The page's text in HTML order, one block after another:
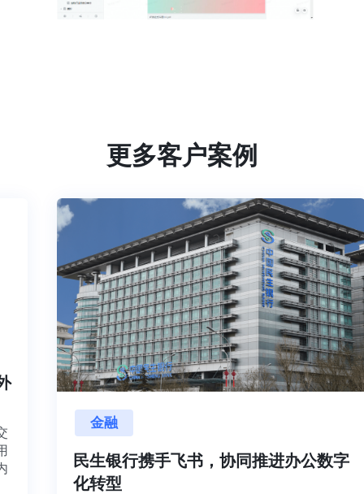
更多客户案例
交
用
内
金融
民生银行携手飞书，协同推进办公数
化转型